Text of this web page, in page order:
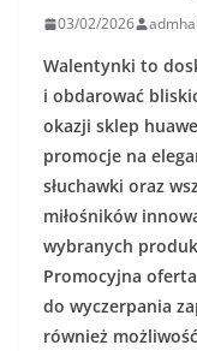
03/02/2026
Walentynki to
i obdarować
okazji sklep
promocje na
słuchawki oraz
miłośników
wybranych
Promocyjna
do wyczerpania
również